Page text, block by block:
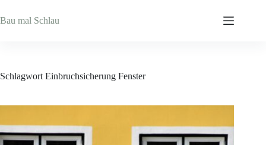
Inhalt
springen
Bau mal Schlau
Schlagwort Einbruchsicherung Fenster